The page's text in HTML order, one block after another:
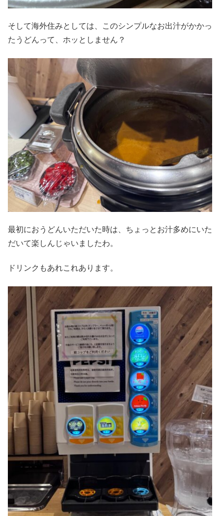
そして海外住みとしては、このシンプルなお出汁がかかっ
たうどんって、ホッとしません？
最初におうどんいただいた時は、ちょっとお汁多めにいた
だいて楽しんじゃいましたわ。
ドリンクもあれこれあります。